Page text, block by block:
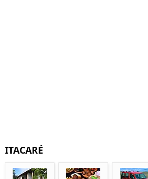
ITACARÉ